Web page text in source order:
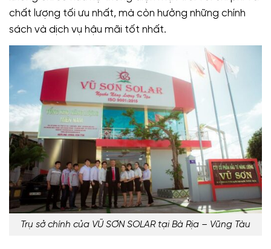
chất lượng tối ưu nhất, mà còn hưởng những chính
sách và dịch vụ hậu mãi tốt nhất.
Trụ sở chính của VŨ SƠN SOLAR tại Bà Rịa – Vũng Tàu